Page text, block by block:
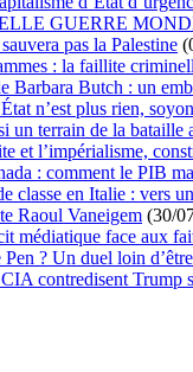
GUERRE
pas la Palestine
: la faillite
Barbara Butch : un
n’est plus rien,
un terrain de la bataille
et l’impérialisme,
: comment le PIB
classe en Italie : vers
Raoul Vaneigem (30/
médiatique face aux
? Un duel loin
contredisent Trump